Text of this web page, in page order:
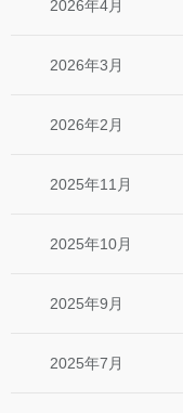
2026年4月
2026年3月
2026年2月
2025年11月
2025年10月
2025年9月
2025年7月